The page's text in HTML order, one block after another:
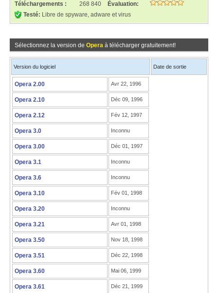
Téléchargements :
268 840
Évaluation:
Testé: Libre de spyware, adware et virus
Sélectionnez la version de Opera à télécharger gratuitement!
Version du logiciel Date de sortie
Opera 2.00 Avr 22, 1996
Opera 2.10 Déc 09, 1996
Opera 2.12 Fév 12, 1997
Opera 3.0 Inconnu
Opera 3.00 Déc 01, 1997
Opera 3.1 Inconnu
Opera 3.6 Inconnu
Opera 3.10 Fév 01, 1998
Opera 3.20 Inconnu
Opera 3.21 Avr 01, 1998
Opera 3.50 Nov 18, 1998
Opera 3.51 Déc 22, 1998
Opera 3.60 Mai 06, 1999
Opera 3.61 Déc 21, 1999